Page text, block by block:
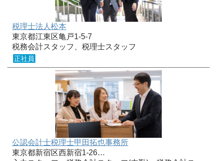
税理士法人松本
東京都江東区亀戸1-5-7
税務会計スタッフ、税理士スタッフ
正社員
公認会計士税理士甲田拓也事務所
東京都新宿区西新宿1-26…